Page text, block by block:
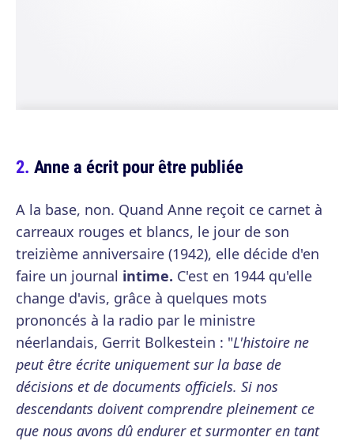
Anne a écrit pour être publiée
A la base, non. Quand Anne reçoit ce carnet à
carreaux rouges et blancs, le jour de son
treizième anniversaire (1942), elle décide d'en
faire un journal intime. C'est en 1944 qu'elle
change d'avis, grâce à quelques mots
prononcés à la radio par le ministre
néerlandais, Gerrit Bolkestein : "L'histoire ne
peut être écrite uniquement sur la base de
décisions et de documents officiels. Si nos
descendants doivent comprendre pleinement ce
que nous avons dû endurer et surmonter en tant